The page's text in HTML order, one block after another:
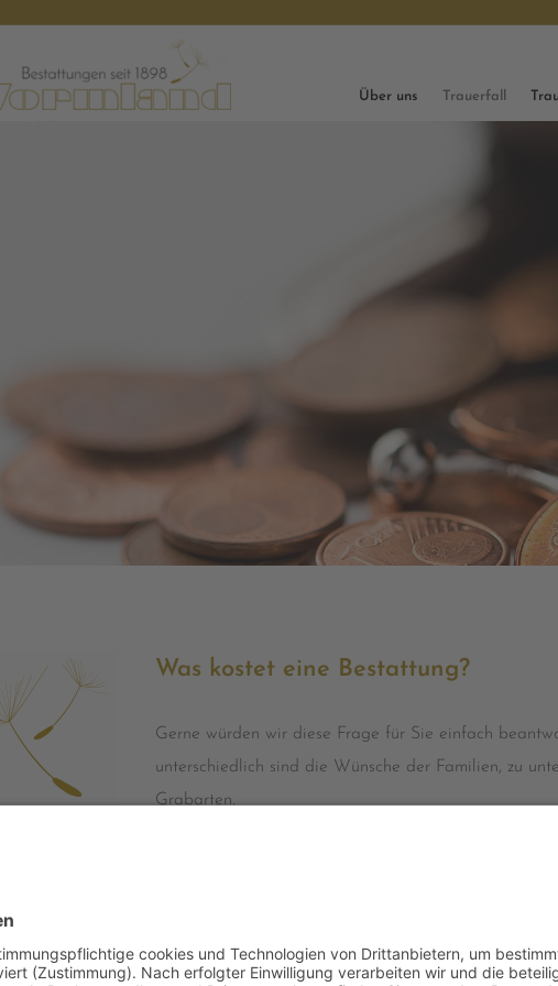
Navigation
überspringen
Über uns Trauerfall
Was kostet eine Bestattung?
Gerne würden wir diese Frage für Sie einfach
unterschiedlich sind die Wünsche der Familien, zu
Grabarten.